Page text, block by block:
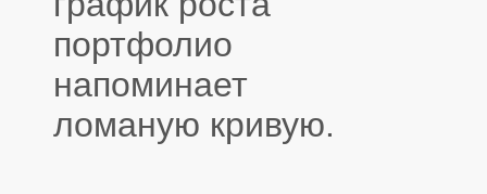
портфолио
напоминает
ломаную кривую.